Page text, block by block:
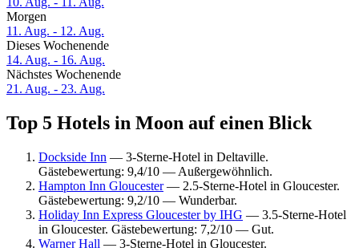
Morgen
11. Aug. - 12. Aug.
Dieses Wochenende
14. Aug. - 16. Aug.
Nächstes Wochenende
21. Aug. - 23. Aug.
Top 5 Hotels in Moon auf einen Blick
Dockside Inn — 3-Sterne-Hotel in Deltaville.
Gästebewertung: 9,4/10 — Außergewöhnlich.
Hampton Inn Gloucester— 2.5-Sterne-Hotel in Gloucester.
Gästebewertung: 9,2/10 — Wunderbar.
Holiday Inn Express Gloucester by IHG — 3.5-Sterne-Hotel
in Gloucester. Gästebewertung: 7,2/10 — Gut.
Warner Hall — 3-Sterne-Hotel in Gloucester.